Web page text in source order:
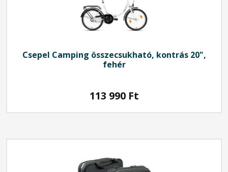
Csepel Camping összecsukható, kontrás 20",
fehér
113 990 Ft